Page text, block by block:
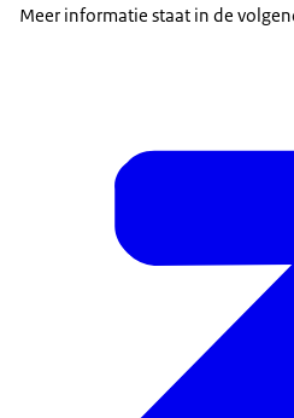
Meer informatie staat in de